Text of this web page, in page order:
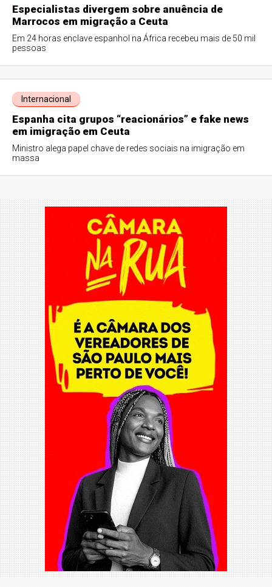
Especialistas divergem sobre anuência de
Marrocos em migração a Ceuta
Em 24 horas enclave espanhol na África recebeu mais de 50 mil
pessoas
Internacional
Espanha cita grupos “reacionários” e fake news
em imigração em Ceuta
Ministro alega papel chave de redes sociais na imigração em
massa